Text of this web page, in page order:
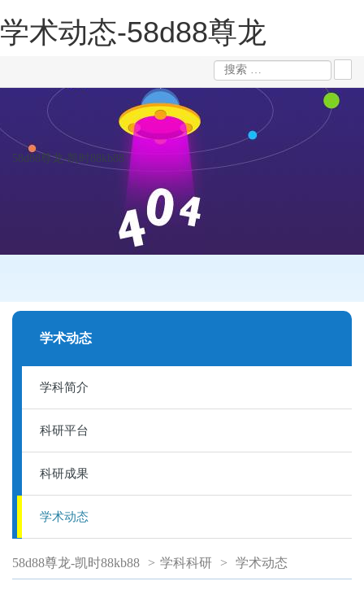
学术动态-58d88尊龙
58d88尊龙-凯时88kb88
学术动态
学科简介
科研平台
科研成果
学术动态
58d88尊龙-凯时88kb88 > 学科科研 > 学术动态